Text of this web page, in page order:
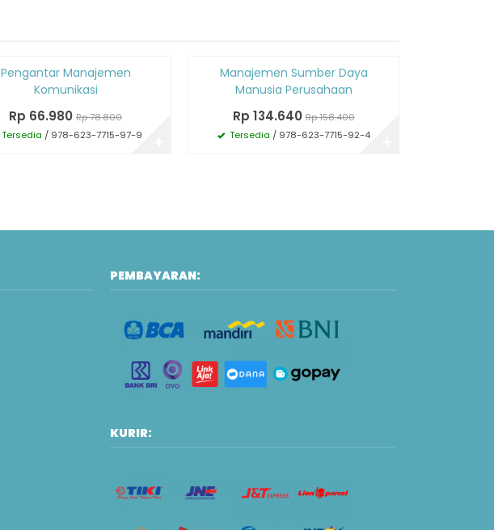
Pengantar Manajemen
Komunikasi
Rp 66.980 Rp 78.800
Tersedia / 978-623-7715-97-9
DiskonManajemen Sumber Daya
Manusia Perusahaan
Rp 134.640 Rp 158.400
Tersedia / 978-623-7715-92-4
PEMBAYARAN:
KURIR: